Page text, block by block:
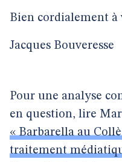
Bien cordialement à
Jacques Bouveresse
Pour une analyse
en question, lire
« Barbarella au
traitement